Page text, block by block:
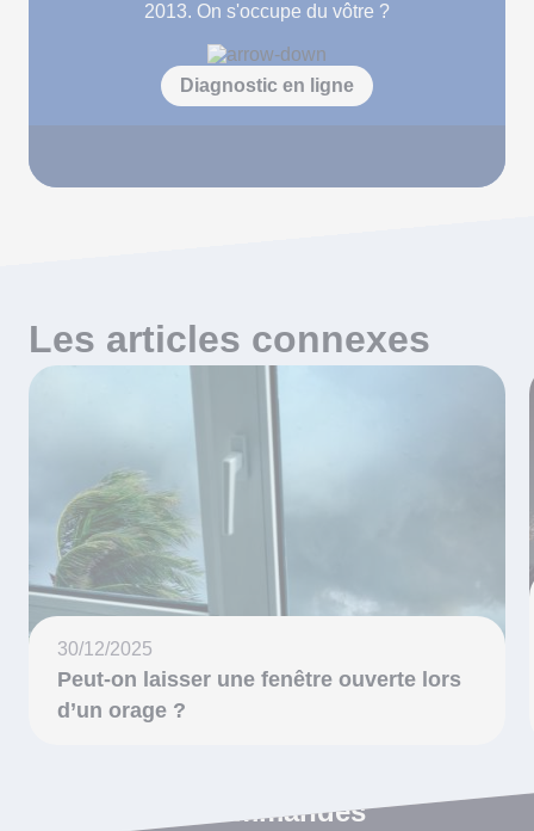
2013. On s'occupe du vôtre ?
Diagnostic en ligne
Les articles connexes
30/12/2025
Peut-on laisser une fenêtre ouverte lors
d’un orage ?
Les articles recommandés